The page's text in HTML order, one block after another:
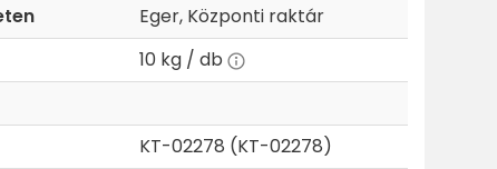
Eger, Központi raktár
10 kg / db
KT-02278 (KT-02278)